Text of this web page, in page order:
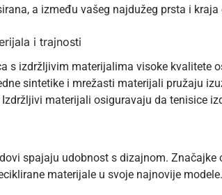
a između vašeg najdužeg prsta i
i trajnosti
s izdržljivim materijalima visoke kvalitete
sintetike i mrežasti materijali pružaju
Izdržljivi materijali osiguravaju da tenisice
spajaju udobnost s dizajnom.
materijale u svoje najnovije